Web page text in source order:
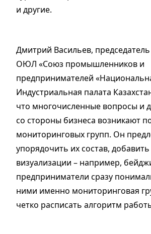
и другие.
Дмитрий Васильев,
ОЮЛ «Союз промышленников и
предпринимателей
Индустриальная палата
что многочисленные вопросы и
со стороны бизнеса возникают
мониторинговых групп. Он
упорядочить их состав,
визуализации – например,
предприниматели сразу
ними именно мониторинговая
четко расписать алгоритм